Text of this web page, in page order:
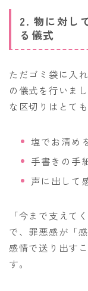
2. 物に対し
る儀式
ただゴミ袋に入
の儀式を行いま
な区切りはとても
塩でお清め
手書きの手
声に出して
「今まで支えて
で、罪悪感が「
感情で送り出す
す。